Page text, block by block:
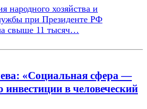
народного хозяйства и
при Президенте РФ
свыше 11 тысяч…
«Социальная сфера —
инвестиции в человеческий